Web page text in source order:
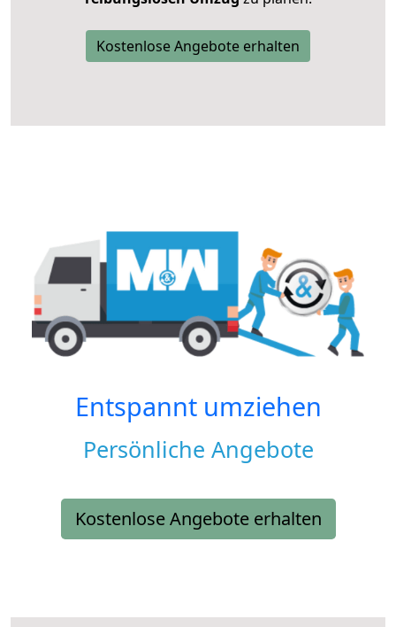
Kostenlose Angebote erhalten
Entspannt umziehen
Persönliche Angebote
Kostenlose Angebote erhalten